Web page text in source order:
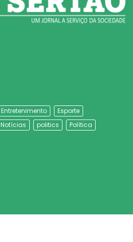
Entretenimento
Esporte
Notícias politics
Política